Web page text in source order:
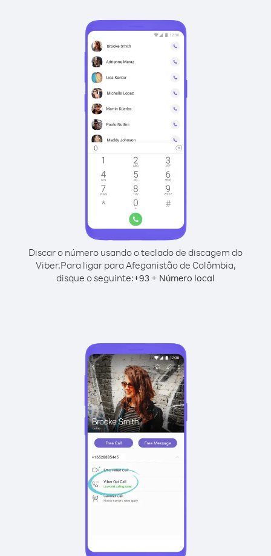
Discar o número usando o teclado de discagem do
Viber.Para ligar para Afeganistão de Colômbia,
disque o seguinte:+93 + Número local